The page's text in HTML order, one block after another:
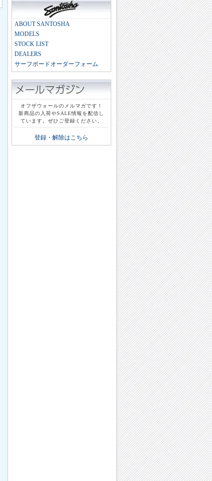
ABOUT SANTOSHA
MODELS
STOCK LIST
DEALERS
サーフボードオーダーフォーム
オフザウォールのメルマガです！
新商品の入荷やSALE情報を配信し
ています。ぜひご登録ください。
登録・解除はこちら